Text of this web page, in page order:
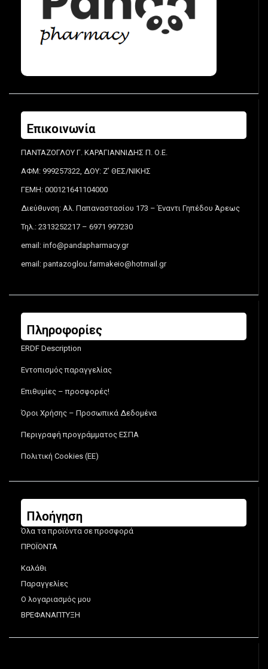
Επικοινωνία
ΠΑΝΤΑΖΟΓΛΟΥ Γ. ΚΑΡΑΓΙΑΝΝΙΔΗΣ Π. Ο.Ε.
ΑΦΜ: 999257322, ΔΟΥ: Ζ’ ΘΕΣ/ΝΙΚΗΣ
ΓΕΜΗ: 000121641104000
Διεύθυνση: Αλ. Παπαναστασίου 173 – Έναντι Γηπέδου Άρεως
Τηλ.: 2313252217 – 6971 997230
email: info@pandapharmacy.gr
email: pantazoglou.farmakeio@hotmail.gr
Πληροφορίες
ERDF Description
Εντοπισμός παραγγελίας
Επιθυμίες – προσφορές!
Όροι Χρήσης – Προσωπικά Δεδομένα
Περιγραφή προγράμματος ΕΣΠΑ
Πολιτική Cookies (ΕΕ)
Πλοήγηση
Όλα τα προϊόντα σε προσφορά
ΠΡΟΪΟΝΤΑ
Καλάθι
Παραγγελίες
Ο λογαριασμός μου
ΒΡΕΦΑΝΑΠΤΥΞΗ